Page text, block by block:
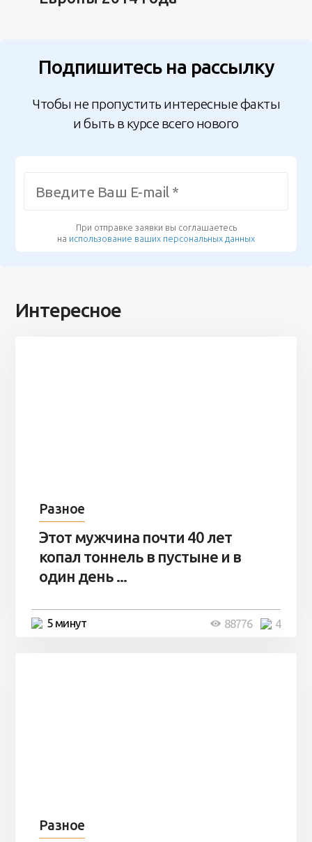
Подпишитесь на рассылку
Чтобы не пропустить интересные факты
и быть в курсе всего нового
При отправке заявки вы соглашаетесь
на использование ваших персональных данных
Интересное
Разное
Этот мужчина почти 40 лет
копал тоннель в пустыне и в
один день ...
5 минут 4
88776
Разное